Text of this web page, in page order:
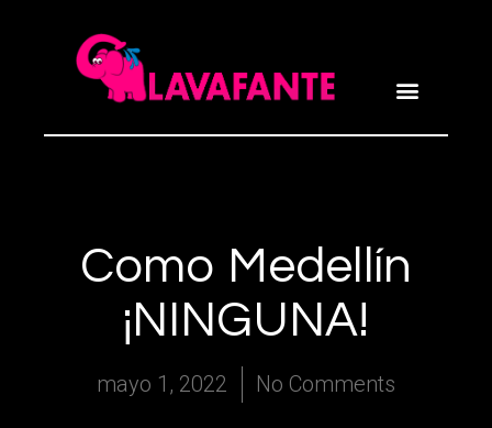
Como Medellín
¡NINGUNA!
mayo 1, 2022 No Comments